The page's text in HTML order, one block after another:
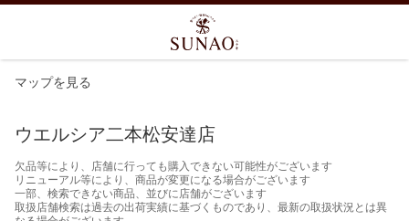
マップを見る
ウエルシア二本松安達店
欠品等により、店舗に行っても購入できない可能性がございます
リニューアル等により、商品が変更になる場合がございます
一部、検索できない商品、並びに店舗がございます
取扱店舗検索は過去の出荷実績に基づくものであり、最新の取扱状況とは異